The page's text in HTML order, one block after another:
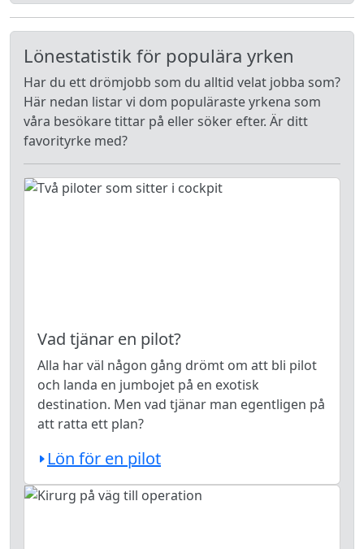
Lönestatistik för populära yrken
Har du ett drömjobb som du alltid velat jobba som?
Här nedan listar vi dom populäraste yrkena som
våra besökare tittar på eller söker efter. Är ditt
favorityrke med?
Vad tjänar en pilot?
Alla har väl någon gång drömt om att bli pilot
och landa en jumbojet på en exotisk
destination. Men vad tjänar man egentligen på
att ratta ett plan?
Lön för en pilot